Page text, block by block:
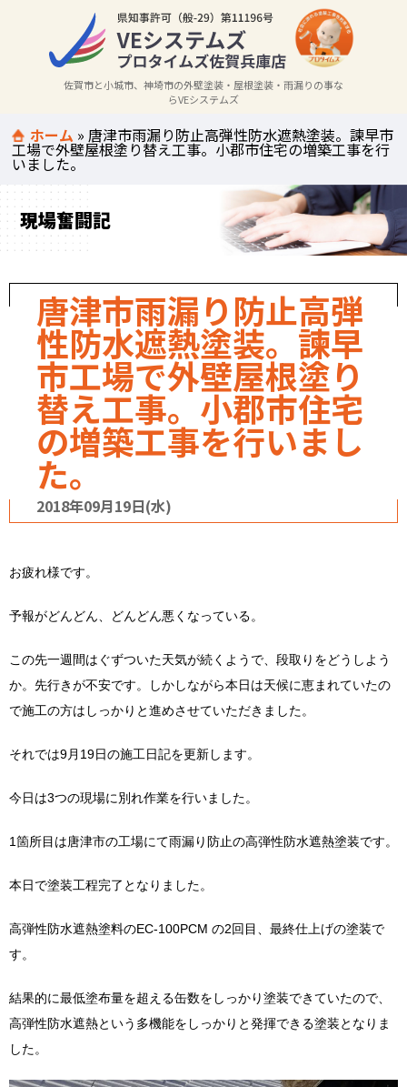
佐賀市と小城市、神埼市の外壁塗装・屋根塗装・雨漏りの事な
らVEシステムズ
ホーム »唐津市雨漏り防止高弾性防水遮熱塗装。諫早市
工場で外壁屋根塗り替え工事。小郡市住宅の増築工事を行
いました。
現場奮闘記
唐津市雨漏り防止高弾
性防水遮熱塗装。諫早
市工場で外壁屋根塗り
替え工事。小郡市住宅
の増築工事を行いまし
た。
2018年09月19日(水)
お疲れ様です。
予報がどんどん、どんどん悪くなっている。
この先一週間はぐずついた天気が続くようで、段取りをどうしよう
か。先行きが不安です。しかしながら本日は天候に恵まれていたの
で施工の方はしっかりと進めさせていただきました。
それでは9月19日の施工日記を更新します。
今日は3つの現場に別れ作業を行いました。
1箇所目は唐津市の工場にて雨漏り防止の高弾性防水遮熱塗装です。
本日で塗装工程完了となりました。
高弾性防水遮熱塗料のEC-100PCM の2回目、最終仕上げの塗装で
す。
結果的に最低塗布量を超える缶数をしっかり塗装できていたので、
高弾性防水遮熱という多機能をしっかりと発揮できる塗装となりま
した。